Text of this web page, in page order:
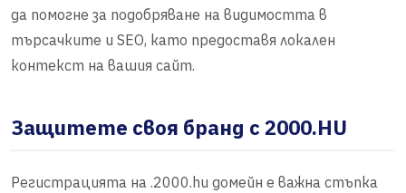
да помогне за подобряване на видимостта в
търсачките и SEO, като предоставя локален
контекст на вашия сайт.
Защитете своя бранд с 2000.HU
Регистрацията на .2000.hu домейн е важна стъпка